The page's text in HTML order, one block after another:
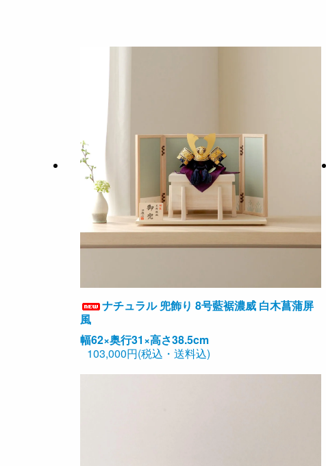
ナチュラル 兜飾り 8号藍裾濃威 白木菖蒲屏
風
幅62×奥行31×高さ38.5cm
103,000円(税込・送料込)